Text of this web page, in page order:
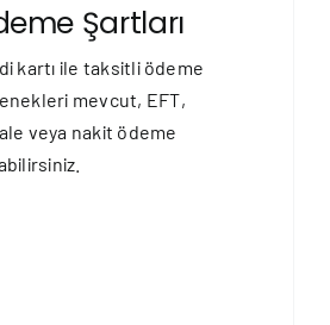
Şartları
kartı ile taksitli ödeme
mevcut, EFT,
veya nakit ödeme